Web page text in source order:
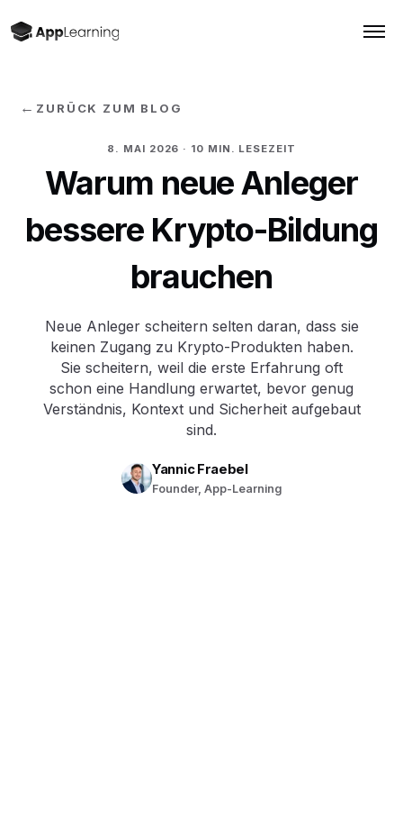
← ZURÜCK ZUM BLOG
8. MAI 2026 · 10 MIN. LESEZEIT
Warum neue Anleger
bessere Krypto-Bildung
brauchen
Neue Anleger scheitern selten daran, dass sie
keinen Zugang zu Krypto-Produkten haben.
Sie scheitern, weil die erste Erfahrung oft
schon eine Handlung erwartet, bevor genug
Verständnis, Kontext und Sicherheit aufgebaut
sind.
Yannic Fraebel
Founder, App-Learning